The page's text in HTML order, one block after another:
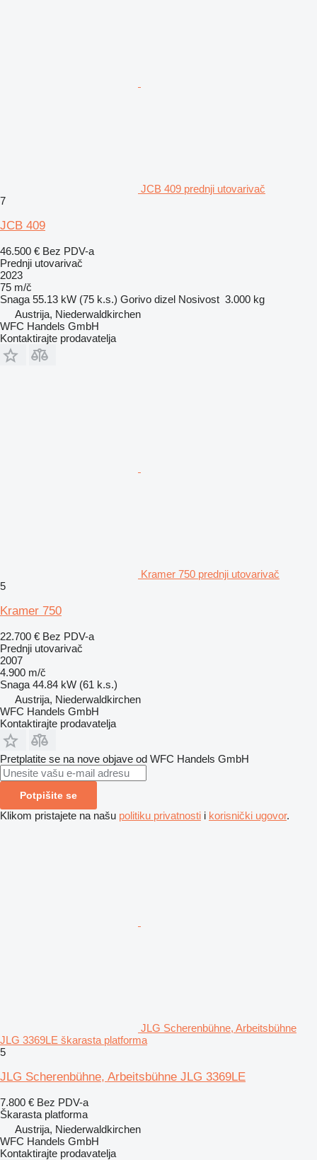
JCB 409 prednji utovarivač
7
JCB 409
46.500 € Bez PDV-a
Prednji utovarivač
2023
75 m/č
Snaga 55.13 kW (75 k.s.) Gorivo dizel Nosivost 3.000 kg
Austrija, Niederwaldkirchen
WFC Handels GmbH
Kontaktirajte prodavatelja
Kramer 750 prednji utovarivač
5
Kramer 750
22.700 € Bez PDV-a
Prednji utovarivač
2007
4.900 m/č
Snaga 44.84 kW (61 k.s.)
Austrija, Niederwaldkirchen
WFC Handels GmbH
Kontaktirajte prodavatelja
Pretplatite se na nove objave od WFC Handels GmbH
Potpišite se
Klikom pristajete na našu politiku privatnosti i korisnički ugovor.
JLG Scherenbühne, Arbeitsbühne
JLG 3369LE škarasta platforma
5
JLG Scherenbühne, Arbeitsbühne JLG 3369LE
7.800 € Bez PDV-a
Škarasta platforma
Austrija, Niederwaldkirchen
WFC Handels GmbH
Kontaktirajte prodavatelja